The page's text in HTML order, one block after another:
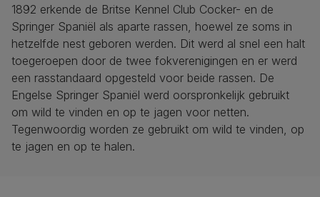
1892 erkende de Britse Kennel Club Cocker- en de
Springer Spaniël als aparte rassen, hoewel ze soms in
hetzelfde nest geboren werden. Dit werd al snel een halt
toegeroepen door de twee fokverenigingen en er werd
een rasstandaard opgesteld voor beide rassen. De
Engelse Springer Spaniël werd oorspronkelijk gebruikt
om wild te vinden en op te jagen voor netten.
Tegenwoordig worden ze gebruikt om wild te vinden, op
te jagen en op te halen.